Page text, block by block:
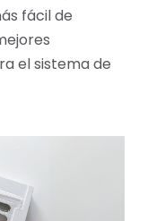
fácil de
el sistema de